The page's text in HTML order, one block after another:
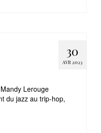
30
AVR 2023
Lerouge
du jazz au trip-hop,